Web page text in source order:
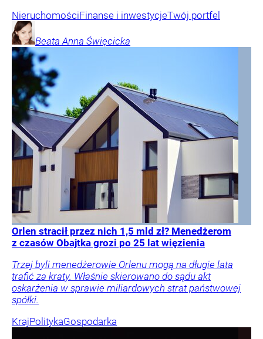
NieruchomościFinanse i inwestycjeTwój portfel
Beata Anna Święcicka
Orlen stracił przez nich 1,5 mld zł? Menedżerom
z czasów Obajtka grozi po 25 lat więzienia
Trzej byli menedżerowie Orlenu mogą na długie lata
trafić za kraty. Właśnie skierowano do sądu akt
oskarżenia w sprawie miliardowych strat państwowej
spółki.
KrajPolitykaGospodarka